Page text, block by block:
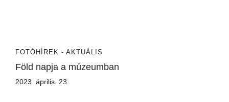
FOTÓ HÍREK - AKTUÁLIS
Föld napja a múzeumban
2023. április. 23.